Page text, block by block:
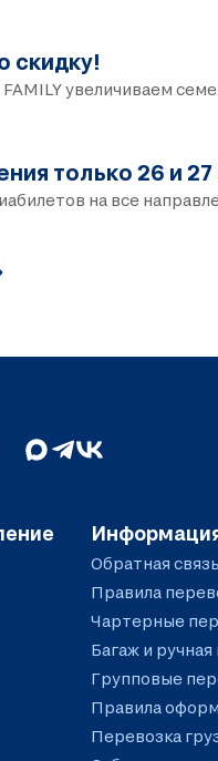
скидку!
увеличиваем
только 26 и 27
на все
Обратная связь
Правила
Чартерные
Багаж и ручная
Групповые
Правила
Перевозка